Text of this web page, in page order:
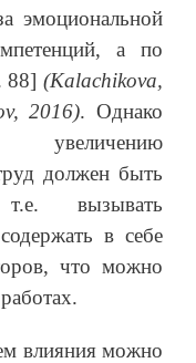
эмоциональной
а по
88] (Kalachikova,
2016). Однако
увеличению
должен быть
вызывать
в себе
что можно
влияния можно